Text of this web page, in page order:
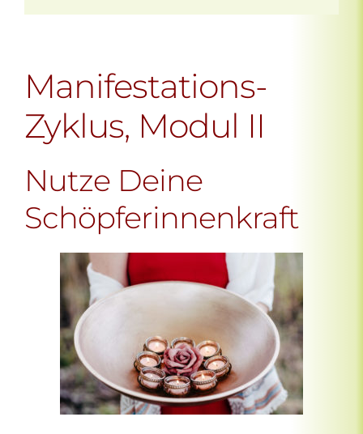
Manifestations-
Zyklus, Modul II
Nutze Deine
Schöpferinnenkraft